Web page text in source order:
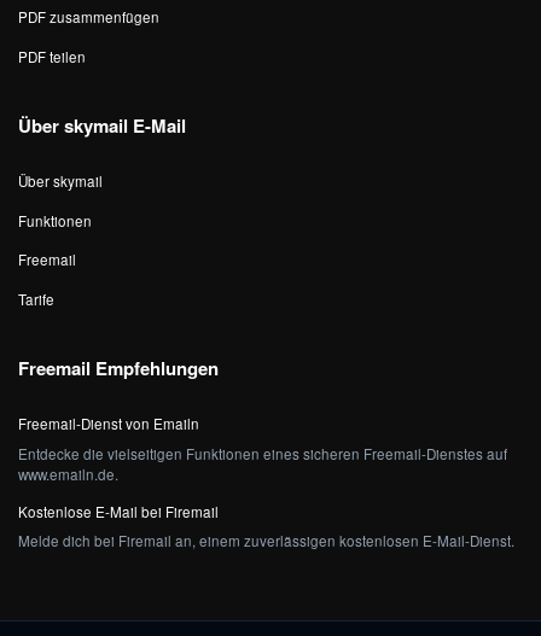
PDF zusammenfügen
PDF teilen
Über skymail E-Mail
Über skymail
Funktionen
Freemail
Tarife
Freemail Empfehlungen
Freemail-Dienst von Emailn
Entdecke die vielseitigen Funktionen eines sicheren Freemail-Dienstes auf
www.emailn.de.
Kostenlose E-Mail bei Firemail
Melde dich bei Firemail an, einem zuverlässigen kostenlosen E-Mail-Dienst.